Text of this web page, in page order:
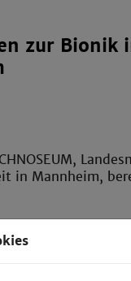
zur Bionik
in Mannheim,
Titel „Bionik,
als zeitlich